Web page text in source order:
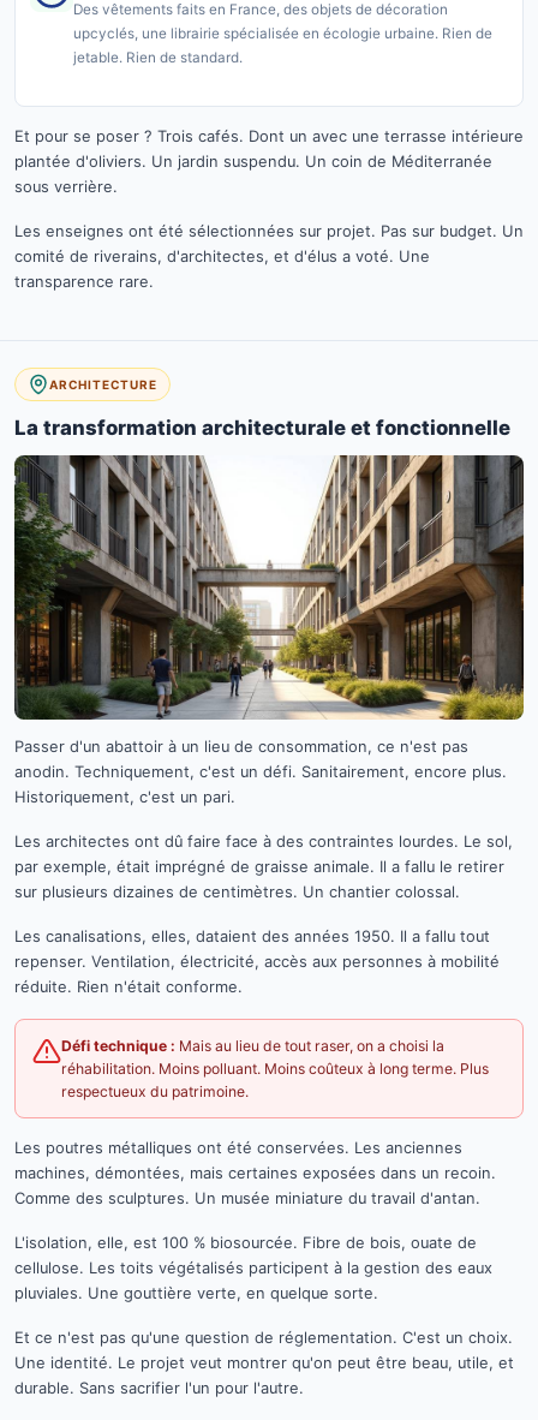
Des vêtements faits en France, des objets de décoration
upcyclés, une librairie spécialisée en écologie urbaine. Rien de
jetable. Rien de standard.
Et pour se poser ? Trois cafés. Dont un avec une terrasse intérieure
plantée d'oliviers. Un jardin suspendu. Un coin de Méditerranée
sous verrière.
Les enseignes ont été sélectionnées sur projet. Pas sur budget. Un
comité de riverains, d'architectes, et d'élus a voté. Une
transparence rare.
ARCHITECTURE
La transformation architecturale et fonctionnelle
Passer d'un abattoir à un lieu de consommation, ce n'est pas
anodin. Techniquement, c'est un défi. Sanitairement, encore plus.
Historiquement, c'est un pari.
Les architectes ont dû faire face à des contraintes lourdes. Le sol,
par exemple, était imprégné de graisse animale. Il a fallu le retirer
sur plusieurs dizaines de centimètres. Un chantier colossal.
Les canalisations, elles, dataient des années 1950. Il a fallu tout
repenser. Ventilation, électricité, accès aux personnes à mobilité
réduite. Rien n'était conforme.
Défi technique : Mais au lieu de tout raser, on a choisi la
réhabilitation. Moins polluant. Moins coûteux à long terme. Plus
respectueux du patrimoine.
Les poutres métalliques ont été conservées. Les anciennes
machines, démontées, mais certaines exposées dans un recoin.
Comme des sculptures. Un musée miniature du travail d'antan.
L'isolation, elle, est 100 % biosourcée. Fibre de bois, ouate de
cellulose. Les toits végétalisés participent à la gestion des eaux
pluviales. Une gouttière verte, en quelque sorte.
Et ce n'est pas qu'une question de réglementation. C'est un choix.
Une identité. Le projet veut montrer qu'on peut être beau, utile, et
durable. Sans sacrifier l'un pour l'autre.